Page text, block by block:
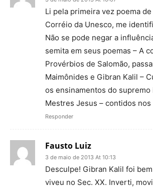
Li pela primeira vez poema
Corréio da Unesco, me
Não se pode negar a
semita em seus poemas – A
Provérbios de Salomão,
Maimônides e Gibran Kalil –
os ensinamentos do supremo
Mestres Jesus – contidos nos
Responder
Fausto Luiz
3 de maio de 2013 At 10:13
Desculpe! Gibran Kalil foi
viveu no Sec. XX. Inverti,